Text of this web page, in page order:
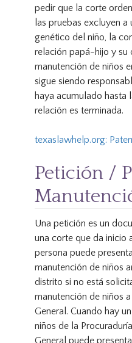
pedir que la corte
las pruebas excluyen
genético del niño, la
relación papá-hijo y su
manutención de niños
sigue siendo
haya acumulado hasta
relación es terminada.
texaslawhelp.org:
Petición /
Una petición es un
una corte que da inicio
persona puede
manutención de niños
distrito si no está
manutención de niños
General. Cuando hay
niños de la
General puede